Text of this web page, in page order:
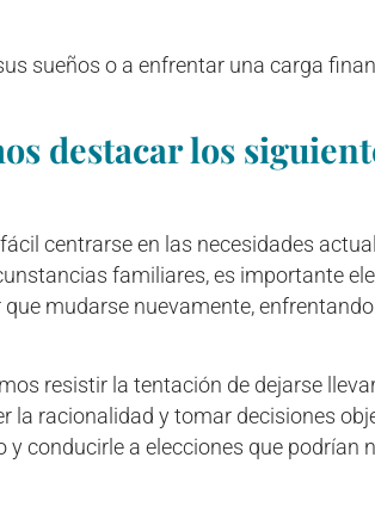
sueños o a enfrentar una carga
destacar los
centrarse en las necesidades
familiares, es importante
mudarse nuevamente,
resistir la tentación de dejarse
la racionalidad y tomar decisiones
conducirle a elecciones que podrían